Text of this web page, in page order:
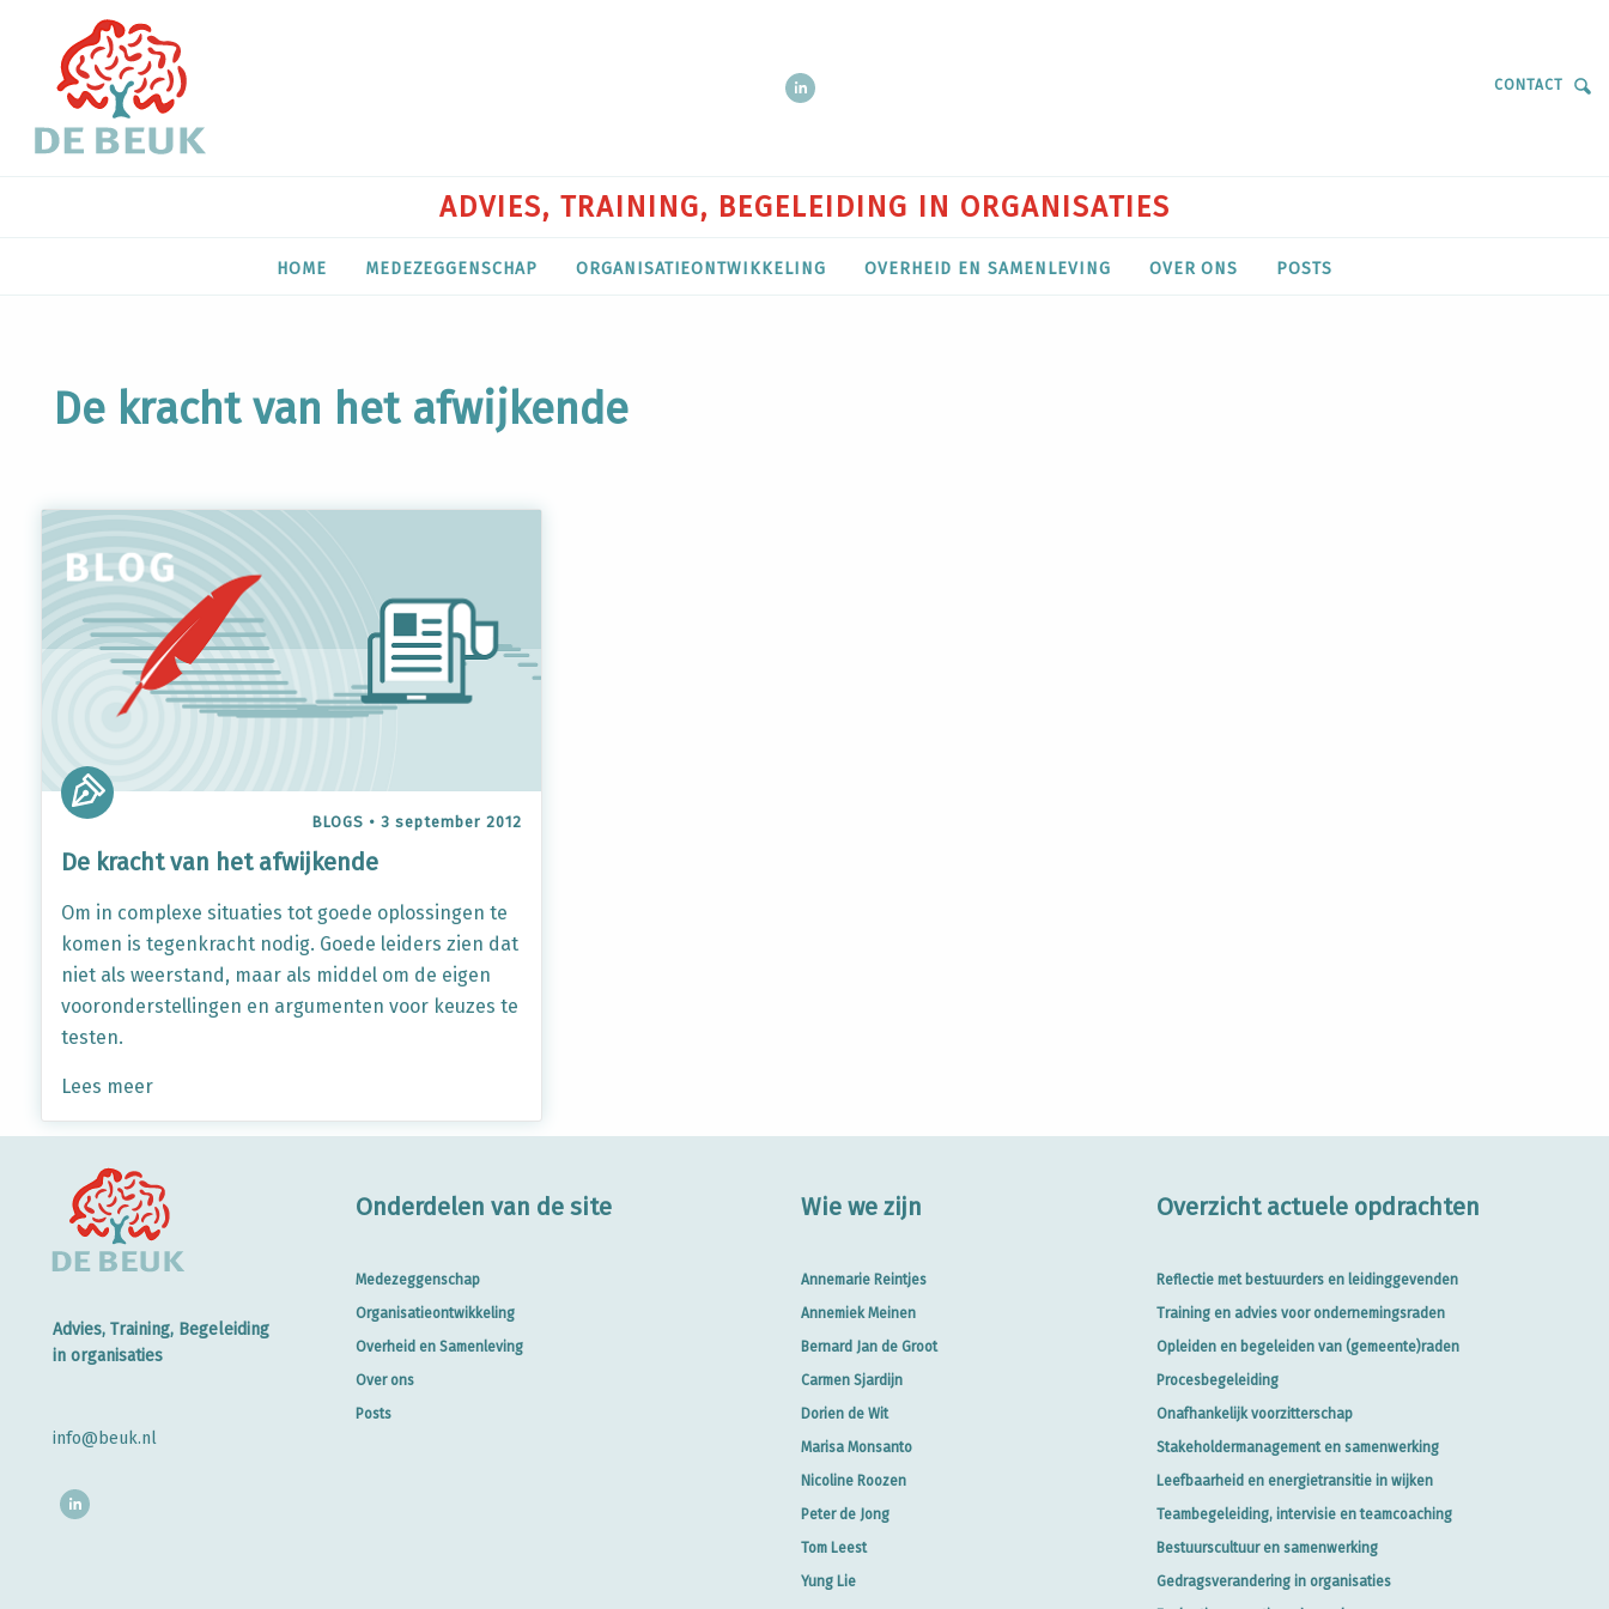
CONTACT
ADVIES, TRAINING, BEGELEIDING IN ORGANISATIES
HOME MEDEZEGGENSCHAP ORGANISATIEONTWIKKELING OVERHEID EN SAMENLEVING OVER ONS POSTS
De kracht van het afwijkende
BLOGS • 3 september 2012
De kracht van het afwijkende
Om in complexe situaties tot goede oplossingen te
komen is tegenkracht nodig. Goede leiders zien dat
niet als weerstand, maar als middel om de eigen
vooronderstellingen en argumenten voor keuzes te
testen.
Lees meer
Advies, Training, Begeleiding
in organisaties
info@beuk.nl
Onderdelen van de site
Medezeggenschap
Organisatieontwikkeling
Overheid en Samenleving
Over ons
Posts
Wie we zijn
Annemarie Reintjes
Annemiek Meinen
Bernard Jan de Groot
Carmen Sjardijn
Dorien de Wit
Marisa Monsanto
Nicoline Roozen
Peter de Jong
Tom Leest
Yung Lie
Overzicht actuele opdrachten
Reflectie met bestuurders en leidinggevenden
Training en advies voor ondernemingsraden
Opleiden en begeleiden van (gemeente)raden
Procesbegeleiding
Onafhankelijk voorzitterschap
Stakeholdermanagement en samenwerking
Leefbaarheid en energietransitie in wijken
Teambegeleiding, intervisie en teamcoaching
Bestuurscultuur en samenwerking
Gedragsverandering in organisaties